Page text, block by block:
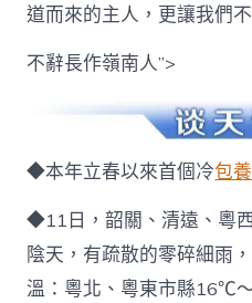
道而來的主人，更讓我們
不辭長作嶺南人”>
◆本年立春以來首個冷包養
◆11日，韶關、清遠、粵
陰天，有疏散的零碎細雨
溫：粵北、粵東市縣16℃